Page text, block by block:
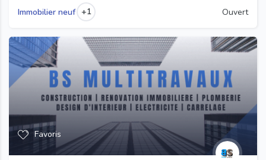
Immobilier neuf +1 Ouvert
Favoris